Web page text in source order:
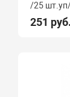
/25
251 руб.